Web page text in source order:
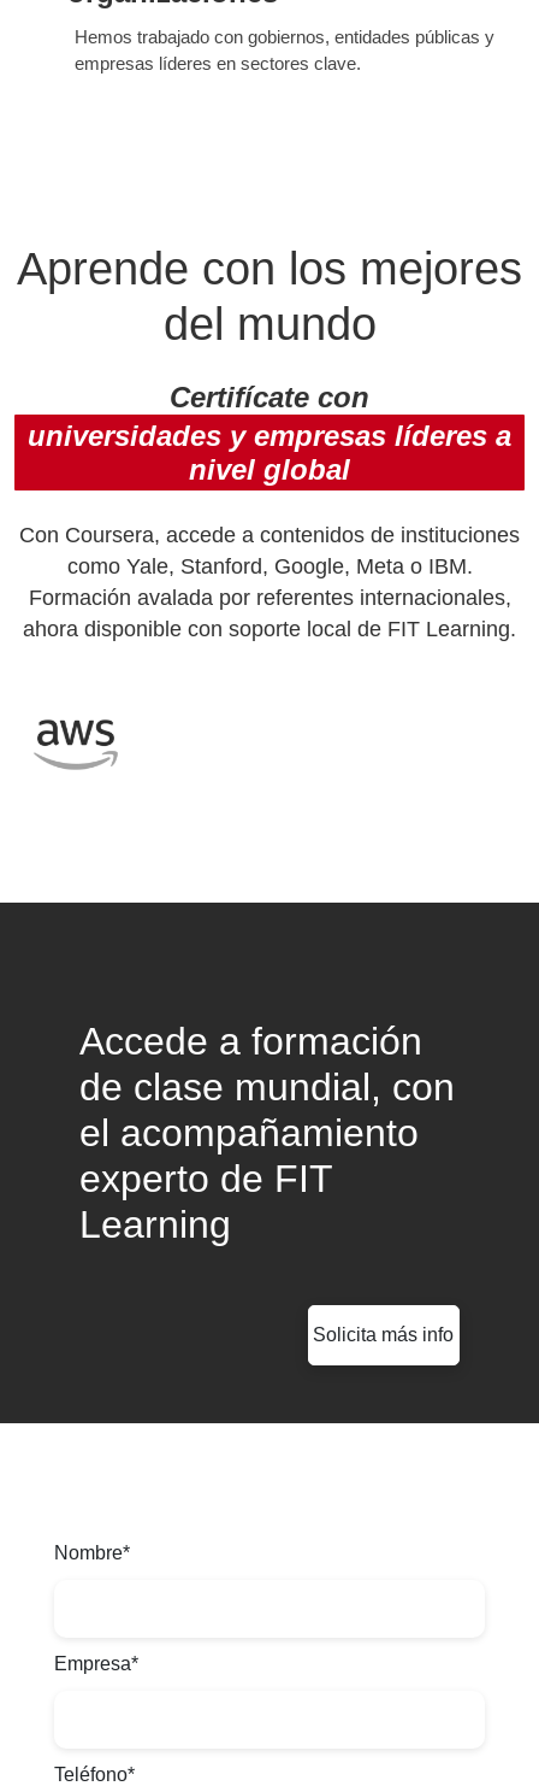
Hemos trabajado con gobiernos, entidades públicas y
empresas líderes en sectores clave.
Aprende con los mejores
del mundo
Certifícate con
universidades y empresas líderes a
nivel global
Con Coursera, accede a contenidos de instituciones
como Yale, Stanford, Google, Meta o IBM.
Formación avalada por referentes internacionales,
ahora disponible con soporte local de FIT Learning.
Accede a formación
de clase mundial, con
el acompañamiento
experto de FIT
Learning
Solicita más info
Nombre*
Empresa*
Teléfono*